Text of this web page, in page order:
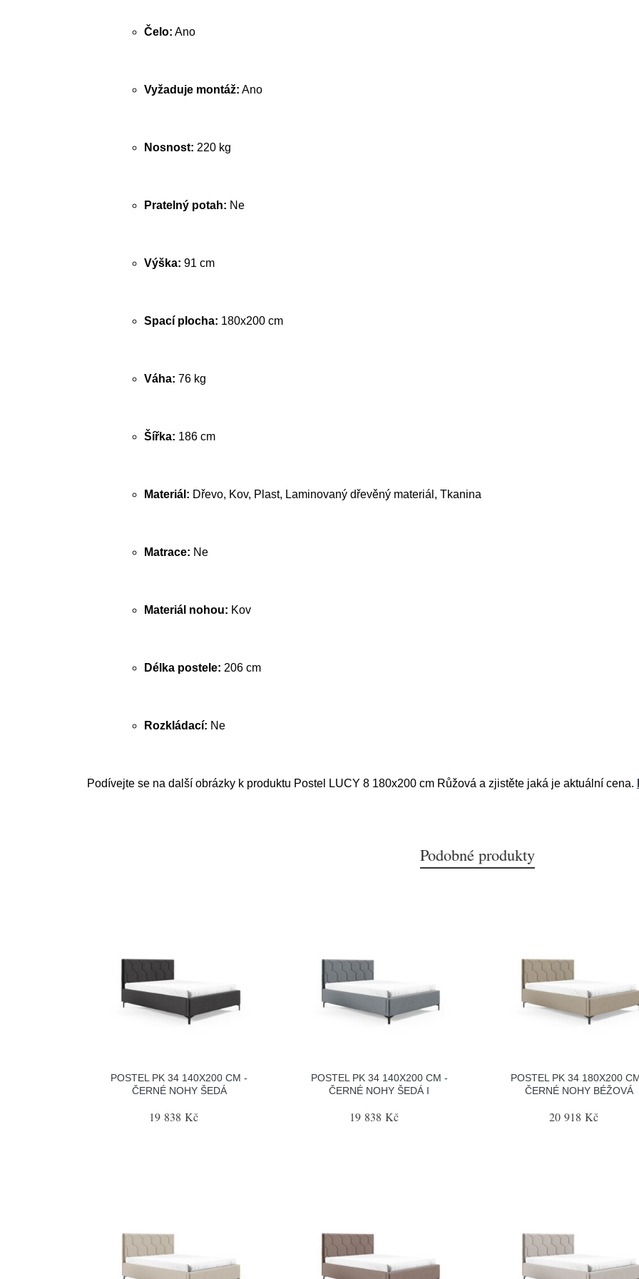
Čelo: Ano
Vyžaduje montáž: Ano
Nosnost: 220 kg
Pratelný potah: Ne
Výška: 91 cm
Spací plocha: 180x200 cm
Váha: 76 kg
Šířka: 186 cm
Materiál: Dřevo, Kov, Plast, Laminovaný dřevěný materiál, Tkanina
Matrace: Ne
Materiál nohou: Kov
Délka postele: 206 cm
Rozkládací: Ne
Podívejte se na další obrázky k produktu Postel LUCY 8 180x200 cm Růžová a zjistěte jaká je aktuální cena.
Podobné produkty
POSTEL PK 34 140X200 CM -
ČERNÉ NOHY ŠEDÁ
19 838 Kč
POSTEL PK 34 140X200 CM -
ČERNÉ NOHY ŠEDÁ I
19 838 Kč
POSTEL PK 34 180X200
ČERNÉ NOHY BÉŽOVÁ
20 918 Kč